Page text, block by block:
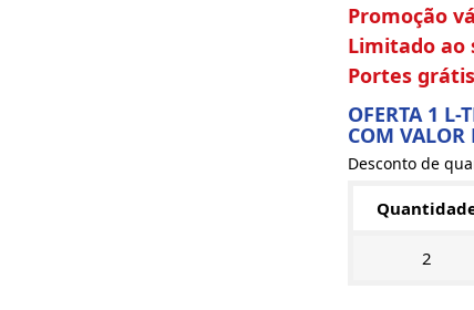
Promoção
Limitado ao
Portes
OFERTA 1 L-
COM
Desconto de
2